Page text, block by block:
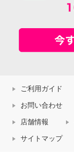
ご利用ガイド
お問い合わせ
店舗情報
サイトマップ